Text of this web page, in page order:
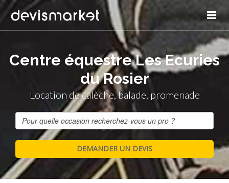
Centre équestre Les Ecuries
du Rosier
Location de calèche, balade, promenade